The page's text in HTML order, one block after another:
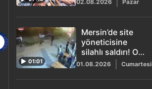
02.08.2026 Pazar
01:01
Mersin’de site
yöneticisine
silahlı saldırı! O
anlar kamerada
01.08.2026 Cumartesi